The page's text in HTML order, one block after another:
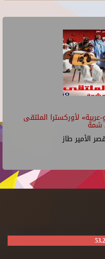
لأوركسترا الملتقى
شمة
الأمير طاز